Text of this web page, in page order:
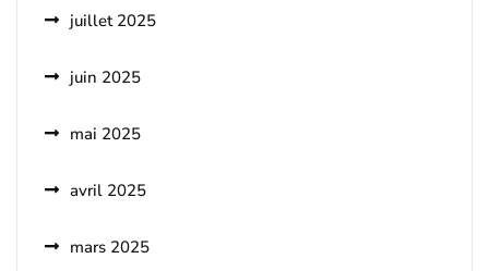
juillet 2025
juin 2025
mai 2025
avril 2025
mars 2025